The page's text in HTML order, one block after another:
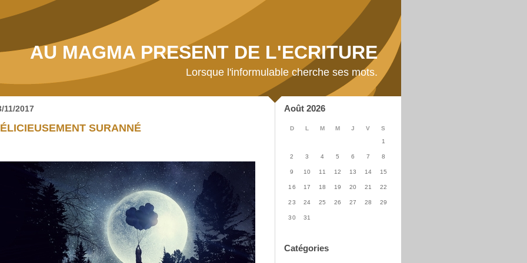
AU MAGMA PRESENT DE L'ECRITURE
Lorsque l'informulable cherche ses mots.
Août 2026
D L M M J V
S
1
2 3 4 5 6 7 8
9 10 11 12 13 14 15
16 17 18 19 20 21 22
23 24 25 26 27 28 29
30 31
Catégories
11/2017
SURANNÉ